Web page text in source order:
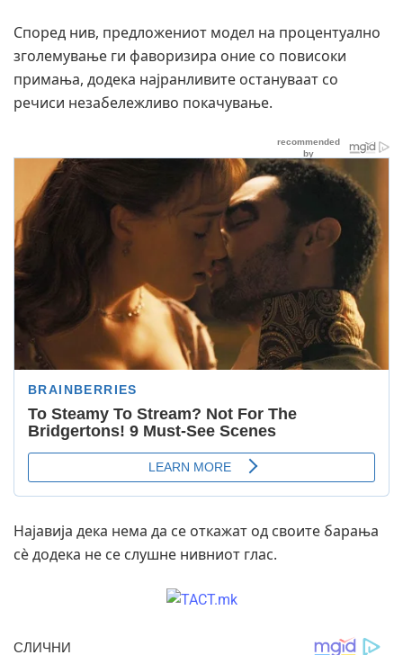
Според нив, предложениот модел на процентуално
зголемување ги фаворизира оние со повисоки
примања, додека најранливите остануваат со
речиси незабележливо покачување.
Најавија дека нема да се откажат од своите барања
сè додека не се слушне нивниот глас.